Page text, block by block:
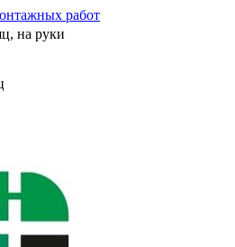
работ
на руки